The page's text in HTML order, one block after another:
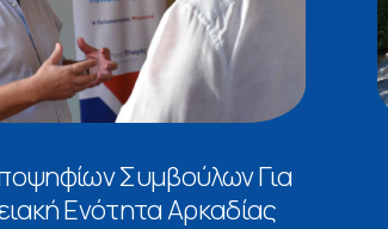
Συμβούλων Για
Ενότητα Αρκαδίας